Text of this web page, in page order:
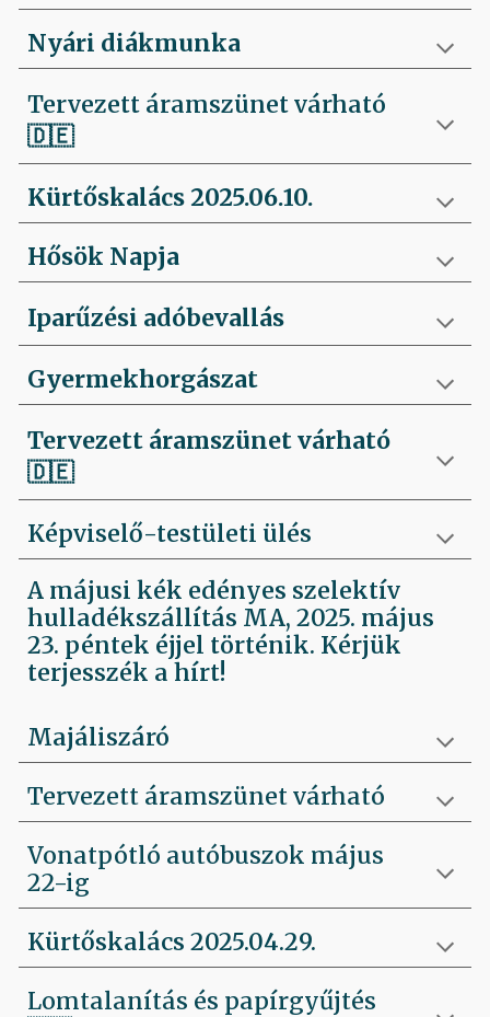
Nyári diákmunka
Tervezett áramszünet várható
🇩🇪
Kürtőskalács 2025.06.10.
Hősök Napja
Iparűzési adóbevallás
Gyermekhorgászat
Tervezett áramszünet várható
🇩🇪
Képviselő-testületi ülés
A májusi kék edényes szelektív
hulladékszállítás MA, 2025. május
23. péntek éjjel történik. Kérjük
terjesszék a hírt!
Majáliszáró
Tervezett áramszünet várható
Vonatpótló autóbuszok május
22-ig
Kürtőskalács 2025.04.29.
Lomtalanítás és papírgyűjtés